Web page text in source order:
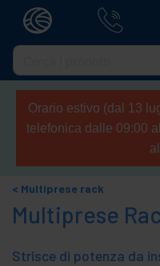
Orario estivo (dal 13
telefonica dalle 09:00
Multiprese rack
Multiprese